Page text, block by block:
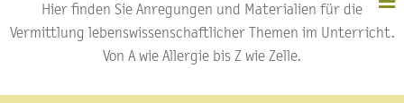
Hier finden Sie Anregungen und Materialien für die
Vermittlung lebenswissenschaftlicher Themen im Unterricht.
Von A wie Allergie bis Z wie Zelle.